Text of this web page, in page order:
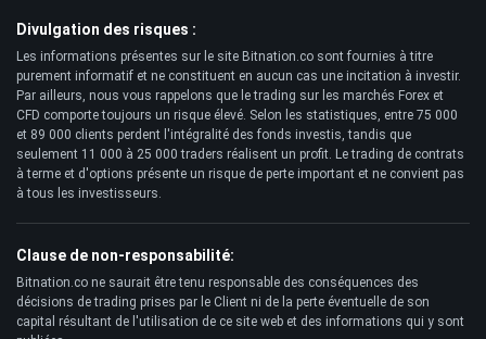
Divulgation des risques :
Les informations présentes sur le site Bitnation.co sont fournies à titre
purement informatif et ne constituent en aucun cas une incitation à investir.
Par ailleurs, nous vous rappelons que le trading sur les marchés Forex et
CFD comporte toujours un risque élevé. Selon les statistiques, entre 75 000
et 89 000 clients perdent l'intégralité des fonds investis, tandis que
seulement 11 000 à 25 000 traders réalisent un profit. Le trading de contrats
à terme et d'options présente un risque de perte important et ne convient pas
à tous les investisseurs.
Clause de non-responsabilité:
Bitnation.co ne saurait être tenu responsable des conséquences des
décisions de trading prises par le Client ni de la perte éventuelle de son
capital résultant de l'utilisation de ce site web et des informations qui y sont